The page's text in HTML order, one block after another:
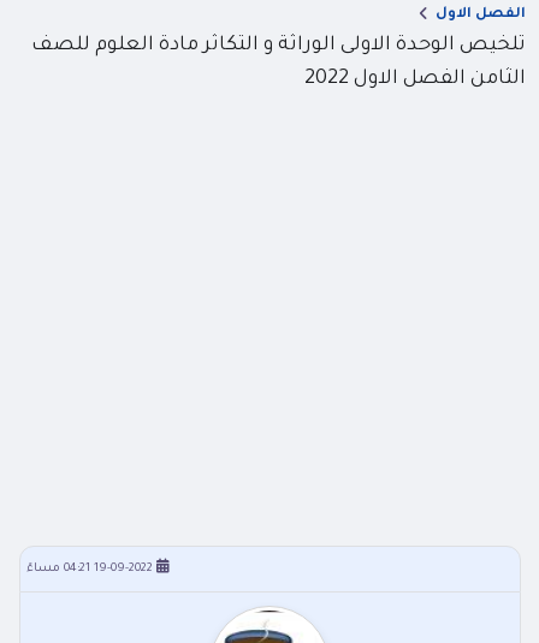
الفصل الاول
تلخيص الوحدة الاولى الوراثة و التكاثر مادة العلوم للصف
الثامن الفصل الاول 2022
19-09-2022 04:21 مساءً